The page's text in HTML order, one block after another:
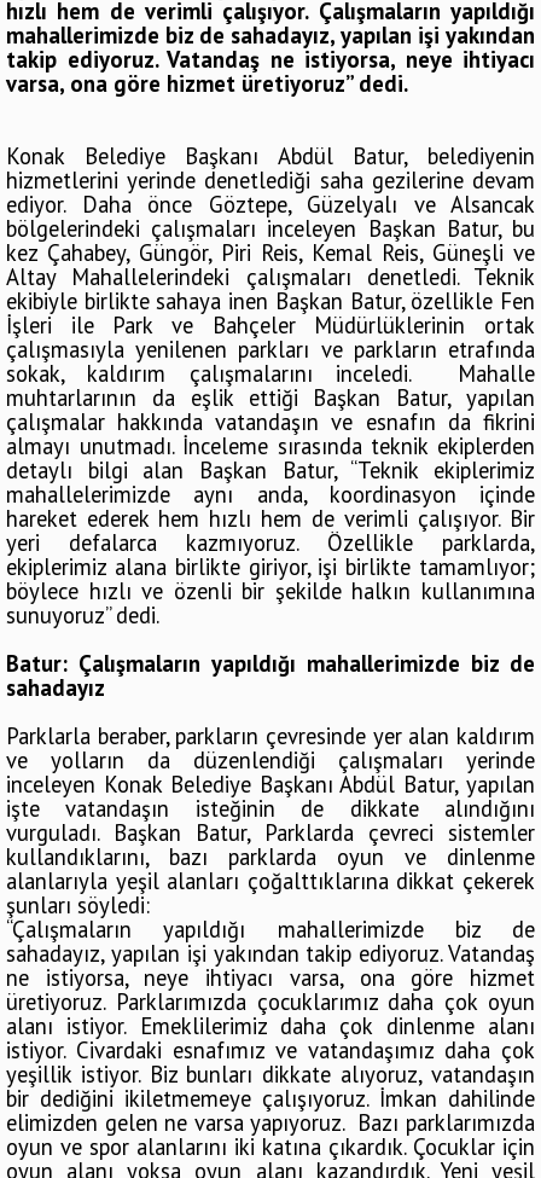
hızlı hem de verimli çalışıyor. Çalışmaların yapıldığı
mahallerimizde biz de sahadayız, yapılan işi yakından
takip ediyoruz. Vatandaş ne istiyorsa, neye ihtiyacı
varsa, ona göre hizmet üretiyoruz” dedi.
Konak Belediye Başkanı Abdül Batur, belediyenin
hizmetlerini yerinde denetlediği saha gezilerine devam
ediyor. Daha önce Göztepe, Güzelyalı ve Alsancak
bölgelerindeki çalışmaları inceleyen Başkan Batur, bu
kez Çahabey, Güngör, Piri Reis, Kemal Reis, Güneşli ve
Altay Mahallelerindeki çalışmaları denetledi. Teknik
ekibiyle birlikte sahaya inen Başkan Batur, özellikle Fen
İşleri ile Park ve Bahçeler Müdürlüklerinin ortak
çalışmasıyla yenilenen parkları ve parkların etrafında
sokak, kaldırım çalışmalarını inceledi. Mahalle
muhtarlarının da eşlik ettiği Başkan Batur, yapılan
çalışmalar hakkında vatandaşın ve esnafın da fikrini
almayı unutmadı. İnceleme sırasında teknik ekiplerden
detaylı bilgi alan Başkan Batur, “Teknik ekiplerimiz
mahallelerimizde aynı anda, koordinasyon içinde
hareket ederek hem hızlı hem de verimli çalışıyor. Bir
yeri defalarca kazmıyoruz. Özellikle parklarda,
ekiplerimiz alana birlikte giriyor, işi birlikte tamamlıyor;
böylece hızlı ve özenli bir şekilde halkın kullanımına
sunuyoruz” dedi.
Batur: Çalışmaların yapıldığı mahallerimizde biz de
sahadayız
Parklarla beraber, parkların çevresinde yer alan kaldırım
ve yolların da düzenlendiği çalışmaları yerinde
inceleyen Konak Belediye Başkanı Abdül Batur, yapılan
işte vatandaşın isteğinin de dikkate alındığını
vurguladı. Başkan Batur, Parklarda çevreci sistemler
kullandıklarını, bazı parklarda oyun ve dinlenme
alanlarıyla yeşil alanları çoğalttıklarına dikkat çekerek
şunları söyledi:
“Çalışmaların yapıldığı mahallerimizde biz de
sahadayız, yapılan işi yakından takip ediyoruz. Vatandaş
ne istiyorsa, neye ihtiyacı varsa, ona göre hizmet
üretiyoruz. Parklarımızda çocuklarımız daha çok oyun
alanı istiyor. Emeklilerimiz daha çok dinlenme alanı
istiyor. Civardaki esnafımız ve vatandaşımız daha çok
yeşillik istiyor. Biz bunları dikkate alıyoruz, vatandaşın
bir dediğini ikiletmemeye çalışıyoruz. İmkan dahilinde
elimizden gelen ne varsa yapıyoruz. Bazı parklarımızda
oyun ve spor alanlarını iki katına çıkardık. Çocuklar için
oyun alanı yoksa oyun alanı kazandırdık. Yeni yeşil